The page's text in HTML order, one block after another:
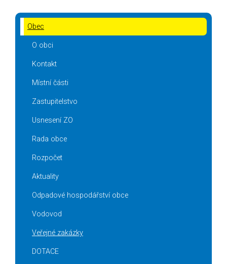
Obec
O obci
Kontakt
Místní části
Zastupitelstvo
Usnesení ZO
Rada obce
Rozpočet
Aktuality
Odpadové hospodářství obce
Vodovod
Veřejné zakázky
DOTACE